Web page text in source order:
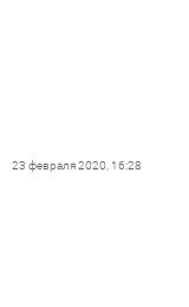
23 февраля 2020, 16:28